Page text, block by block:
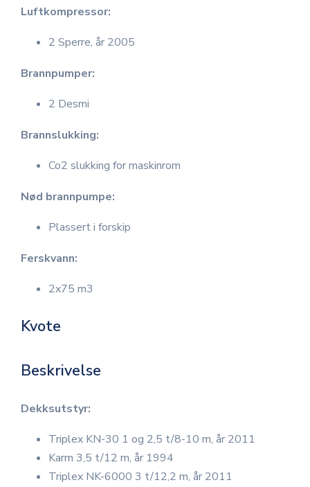
Luftkompressor:
2 Sperre, år 2005
Brannpumper:
2 Desmi
Brannslukking:
Co2 slukking for maskinrom
Nød brannpumpe:
Plassert i forskip
Ferskvann:
2x75 m3
Kvote
Beskrivelse
Dekksutstyr:
Triplex KN-30 1 og 2,5 t/8-10 m, år 2011
Karm 3,5 t/12 m, år 1994
Triplex NK-6000 3 t/12,2 m, år 2011